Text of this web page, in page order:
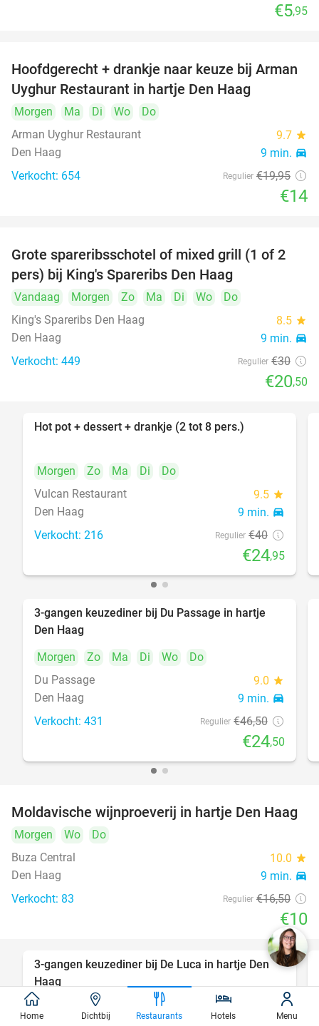
€5,95
30%
Hoofdgerecht + drankje naar keuze bij Arman
Uyghur Restaurant in hartje Den Haag
Morgen Ma Di Wo
Do
Arman Uyghur Restaurant
9.7 star
Den Haag 9 min. directions_car
Verkocht: 654 Regulier €19,95
€14
32%
Grote spareribsschotel of mixed grill (1 of 2
pers) bij King's Spareribs Den Haag
Vandaag Morgen Zo Ma Di Wo
Do
King's Spareribs Den Haag
8.5 star
Den Haag 9 min. directions_car
Verkocht: 449 Regulier €30
€20,50
Hot pot + dessert + drankje (2 tot 8 pers.)
Morgen Zo Ma Di
Do
Vulcan Restaurant
9.5 star
Den Haag 9 min. directions_car
Verkocht: 216 Regulier €40
€24,95
47%
3-gangen keuzediner bij Du Passage in hartje
Den Haag
Morgen
Zo Ma Di Wo
Do
Du Passage
9.0 star
Den Haag 9 min. directions_car
Verkocht: 431 Regulier €46,50
€24,50
39%
Moldavische wijnproeverij in hartje Den Haag
Morgen Wo
Do
Buza Central
10.0 star
Den Haag 9 min. directions_car
Verkocht: 83 Regulier €16,50
€10
47%
3-gangen keuzediner bij De Luca in hartje Den
Haag
Morgen
Zo Wo
Home Dichtbij Restaurants Hotels Menu